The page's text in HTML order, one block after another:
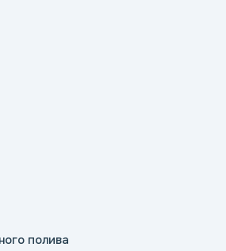
полива